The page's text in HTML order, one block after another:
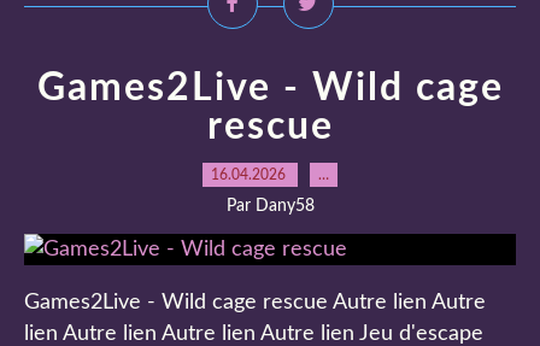
Games2Live - Wild cage
rescue
16.04.2026 …
Par Dany58
Games2Live - Wild cage rescue Autre lien Autre
lien Autre lien Autre lien Autre lien Jeu d'escape